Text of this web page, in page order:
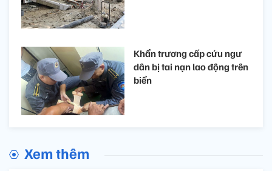
Khẩn trương cấp cứu ngư
dân bị tai nạn lao động trên
biển
Xem thêm